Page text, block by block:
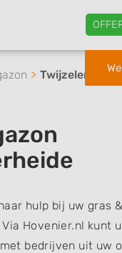
Twijzelerheide
hulp bij uw gras
Hovenier.nl kunt
bedrijven uit uw